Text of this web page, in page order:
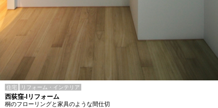
住宅 リフォーム・インテリア
西荻窪-Iリフォーム
桐のフローリングと家具のような間仕切